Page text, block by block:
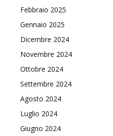
Febbraio 2025
Gennaio 2025
Dicembre 2024
Novembre 2024
Ottobre 2024
Settembre 2024
Agosto 2024
Luglio 2024
Giugno 2024